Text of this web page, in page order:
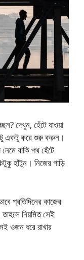
দেখুন, হেঁটে যাওয়া
একটু করে শুরু করুন।
বাকি পথ হেঁটে
হাঁটুন। নিজের গাড়ি
প্রতিদিনের কাজের
তাহলে নিয়মিত সেই
ওজন ধরে রাখার